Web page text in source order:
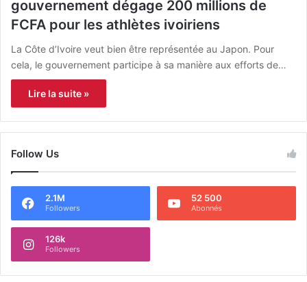
gouvernement dégage 200 millions de
FCFA pour les athlètes ivoiriens
La Côte d’Ivoire veut bien être représentée au Japon. Pour
cela, le gouvernement participe à sa manière aux efforts de…
Lire la suite »
Follow Us
2.1M
Followers
52 500
Abonnés
126k
Followers